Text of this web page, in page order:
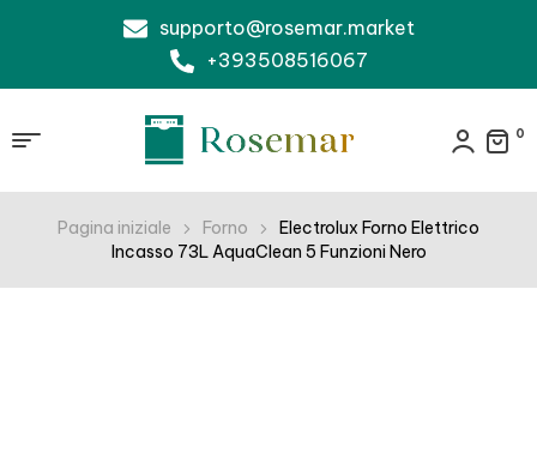
supporto@rosemar.market
+393508516067
0
Pagina iniziale Forno
Electrolux Forno Elettrico
Incasso 73L AquaClean 5 Funzioni Nero